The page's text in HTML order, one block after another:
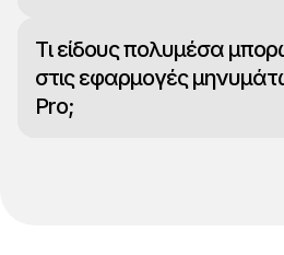
Τι είδους πολυμέσα
στις εφαρμογές
Pro;